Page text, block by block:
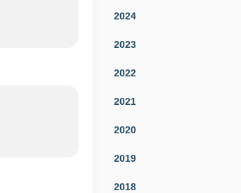
2024
2023
2022
2021
2020
2019
2018